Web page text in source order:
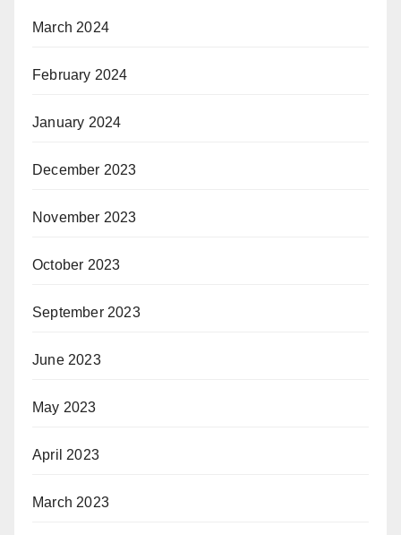
March 2024
February 2024
January 2024
December 2023
November 2023
October 2023
September 2023
June 2023
May 2023
April 2023
March 2023